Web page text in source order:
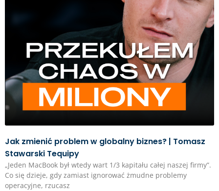
Jak zmienić problem w globalny biznes? | Tomasz
Stawarski Tequipy
„Jeden MacBook był wtedy wart 1/3 kapitału całej naszej firmy”.
Co się dzieje, gdy zamiast ignorować żmudne problemy
operacyjne, rzucasz